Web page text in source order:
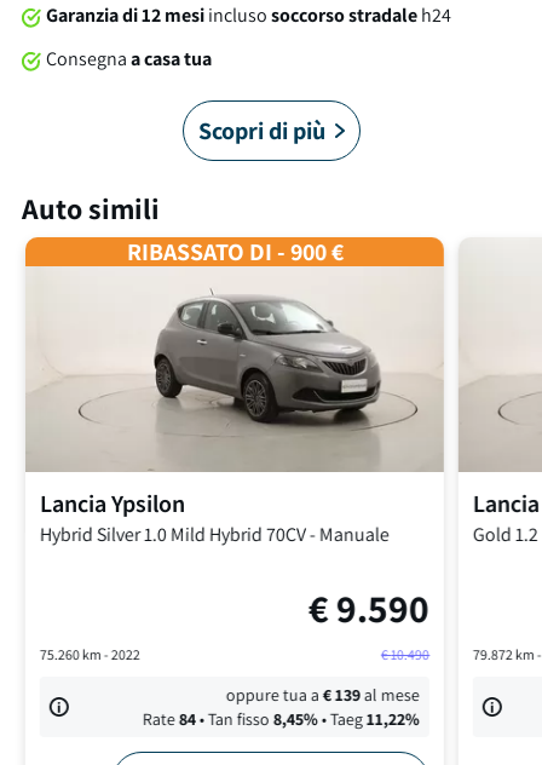
Garanzia di 12 mesiinclusosoccorso stradaleh24
Consegnaa casa tua
Scopri di più
Auto simili
RIBASSATO DI - 900 €
LanciaYpsilon
Hybrid Silver1.0 Mild Hybrid 70CV-Manuale
€9.590
75.260km - 2022 €10.490
oppure tua a€139al mese
Rate84• Tan fisso 8,45%• Taeg11,22%
Lancia
Gold
79.872km